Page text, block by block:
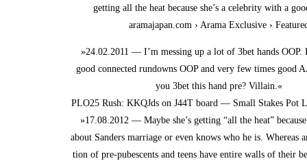
get­ting all the heat becau­se she’s a cele­bri­ty with a
aramajapan.com › Ara­ma Exclu­si­ve ›
»24.02.2011 — I’m mes­sing up a lot of 3bet hands OOP.
good con­nec­ted rundowns OOP and very few times good
you 3bet this hand pre? Villain.«
PLO25 Rush: KKQJds on J44T board — Small Sta­kes Pot
»17.08.2012 — May­be she’s get­ting “all the heat”
about San­ders mar­ria­ge or even knows who he is. Whe­re­as
ti­on of pre-pube­s­cents and teens have enti­re walls of their